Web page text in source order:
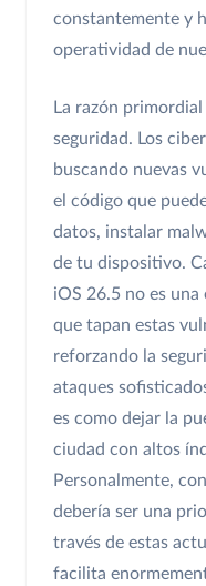
constantemente y
operatividad de
La razón
seguridad. Los
buscando nuevas
el código que
datos, instalar
de tu dispositivo.
iOS 26.5 no es
que tapan estas
reforzando la
ataques
es como dejar la
ciudad con altos
Personalmente,
debería ser una
través de estas
facilita